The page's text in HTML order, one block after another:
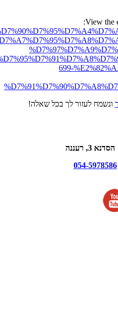
View the
699-
ונשמח לעזור לך בכל שאלה!
3, רעננה
054-5978586